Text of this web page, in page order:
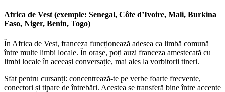
Africa de Vest (exemple: Senegal, Côte d’Ivoire, Mali, Burkina
Faso, Niger, Benin, Togo)
În Africa de Vest, franceza funcționează adesea ca limbă comună
între multe limbi locale. În orașe, poți auzi franceza amestecată cu
limbi locale în aceeași conversație, mai ales la vorbitorii tineri.
Sfat pentru cursanți: concentrează-te pe verbe foarte frecvente,
conectori și tipare de întrebări. Acestea se transferă bine între accente